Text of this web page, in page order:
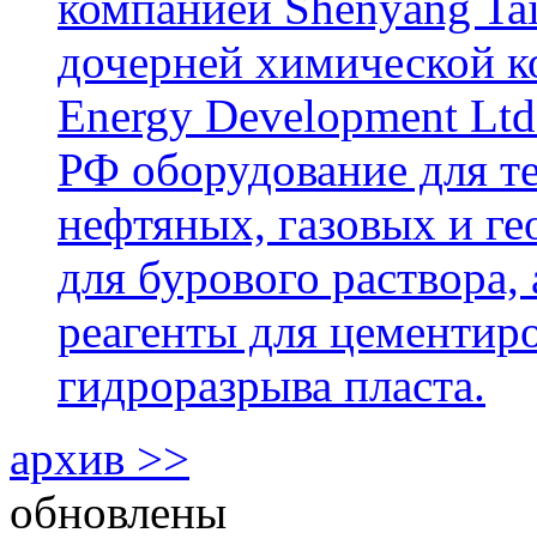
дочерней химической
Energy Development
РФ оборудование для
нефтяных, газовых и
для бурового
реагенты для
гидроразрыва пласта.
архив >>
обновлены